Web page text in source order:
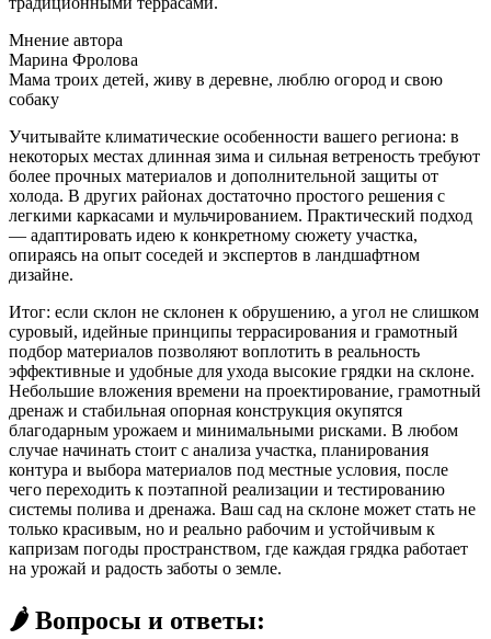
Мнение автора
Марина Фролова
Мама троих детей, живу в деревне, люблю огород и свою
собаку
Учитывайте климатические особенности вашего региона: в
некоторых местах длинная зима и сильная ветреность требуют
более прочных материалов и дополнительной защиты от
холода. В других районах достаточно простого решения с
легкими каркасами и мульчированием. Практический подход
— адаптировать идею к конкретному сюжету участка,
опираясь на опыт соседей и экспертов в ландшафтном
дизайне.
Итог: если склон не склонен к обрушению, а угол не слишком
суровый, идейные принципы террасирования и грамотный
подбор материалов позволяют воплотить в реальность
эффективные и удобные для ухода высокие грядки на склоне.
Небольшие вложения времени на проектирование, грамотный
дренаж и стабильная опорная конструкция окупятся
благодарным урожаем и минимальными рисками. В любом
случае начинать стоит с анализа участка, планирования
контура и выбора материалов под местные условия, после
чего переходить к поэтапной реализации и тестированию
системы полива и дренажа. Ваш сад на склоне может стать не
только красивым, но и реально рабочим и устойчивым к
капризам погоды пространством, где каждая грядка работает
на урожай и радость заботы о земле.
🌶️ Вопросы и ответы: